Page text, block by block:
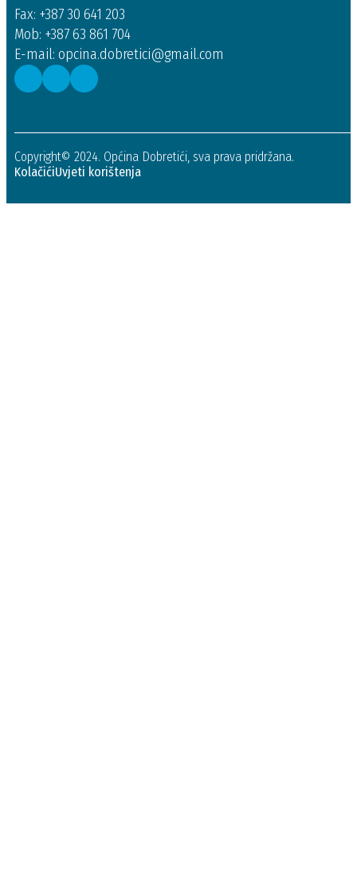
Fax: +387 30 641 203
Mob: +387 63 861 704
E-mail: opcina.dobretici@gmail.com
Copyright© 2024. Općina Dobretići, sva prava pridržana.
KolačićiUvjeti korištenja